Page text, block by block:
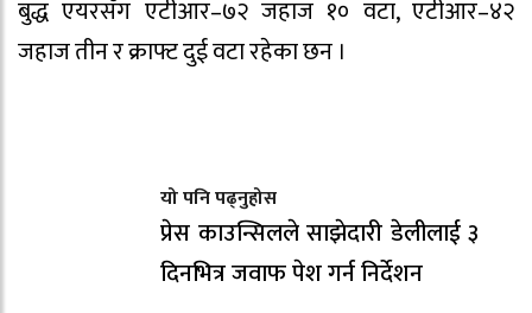
बुद्ध एयरसँग एटीआर–७२ जहाज १० वटा, एटीआर–४२
जहाज तीन र क्राफ्ट दुई वटा रहेका छन ।
यो पनि पढ्नुहोस
प्रेस काउन्सिलले साझेदारी डेलीलाई ३
दिनभित्र जवाफ पेश गर्न निर्देशन